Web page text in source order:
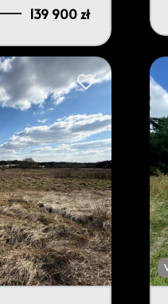
139 900 zł
Dodaj do